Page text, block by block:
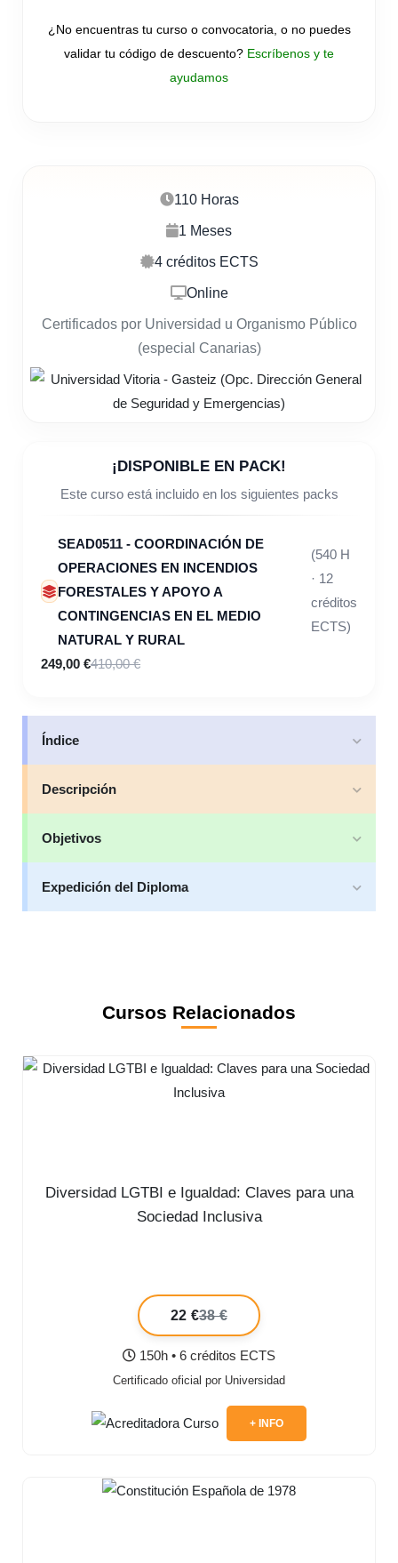
110 Horas
1 Meses
4 créditos ECTS
Online
Certificados por Universidad u Organismo Público
(especial Canarias)
¡DISPONIBLE EN PACK!
Este curso está incluido en los siguientes packs
SEAD0511 - COORDINACIÓN DE
OPERACIONES EN INCENDIOS
FORESTALES Y APOYO A
CONTINGENCIAS EN EL MEDIO
NATURAL Y RURAL
(540 H
· 12
créditos
ECTS)
249,00 €410,00 €
Índice
Descripción
Objetivos
Expedición del Diploma
¿No encuentras tu curso o convocatoria, o no puedes
validar tu código de descuento? Escríbenos y te
ayudamos
Cursos Relacionados
Diversidad LGTBI e Igualdad: Claves para una
Sociedad Inclusiva
22 €38 €
150h • 6 créditos ECTS
Certificado oficial por Universidad
+ INFO